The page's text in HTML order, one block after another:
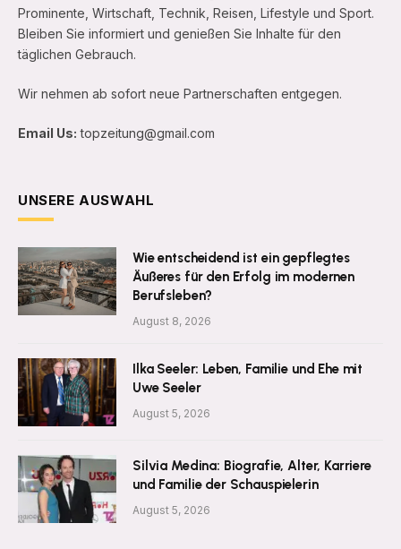
Prominente, Wirtschaft, Technik, Reisen, Lifestyle und Sport.
Bleiben Sie informiert und genießen Sie Inhalte für den
täglichen Gebrauch.
Wir nehmen ab sofort neue Partnerschaften entgegen.
Email Us: topzeitung@gmail.com
UNSERE AUSWAHL
Wie entscheidend ist ein gepflegtes
Äußeres für den Erfolg im modernen
Berufsleben?
August 8, 2026
Ilka Seeler: Leben, Familie und Ehe mit
Uwe Seeler
August 5, 2026
Silvia Medina: Biografie, Alter, Karriere
und Familie der Schauspielerin
August 5, 2026